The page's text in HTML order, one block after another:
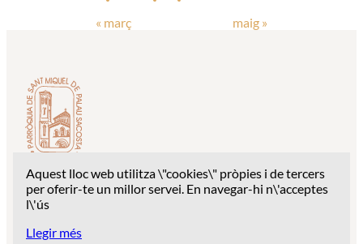
« març maig »
Despatx parroquial: c/ Església Sant Miquel, 1 – 17003
Girona
Correu:palausacosta2020@gmail.com
Aquest lloc web utilitza \"cookies\" pròpies i de tercers
per oferir-te un millor servei. En navegar-hi n\'acceptes
l\'ús
Llegir més